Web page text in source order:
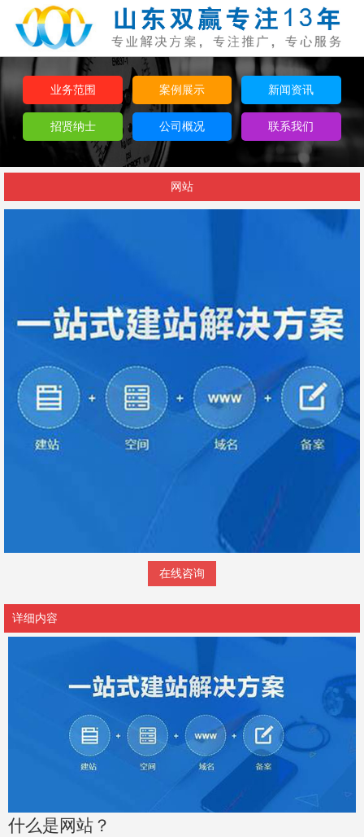
业务范围 案例展示 新闻资讯
招贤纳士 公司概况 联系我们
网站
在线咨询
详细内容
什么是网站？